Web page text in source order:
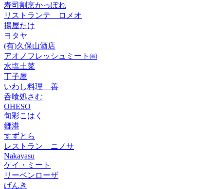
寿司割烹かっぽれ
リストランテ ロメオ
揚屋たけ
ヨタヤ
(有)久保山酒店
アオノフレッシュミート㈱
水塩土菜
丁子屋
いわし料理 善
呑喰処さむ
OHESO
旬彩こはく
郷港
すずとら
レストラン ニノサ
Nakayasu
ケイ・ミート
リーベンローザ
げんき